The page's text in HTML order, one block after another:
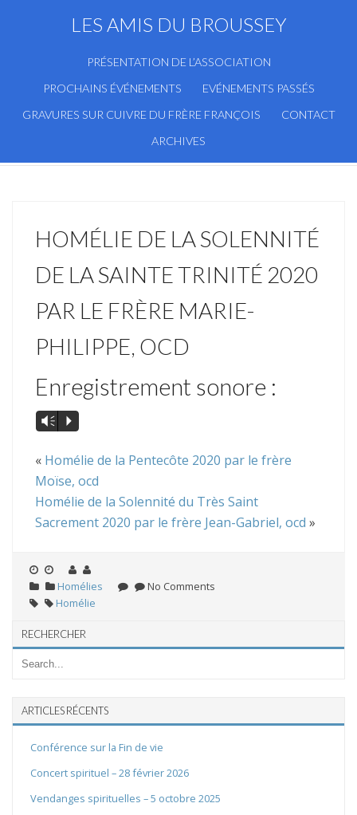
LES AMIS DU BROUSSEY
PRÉSENTATION DE L’ASSOCIATION
PROCHAINS ÉVÉNEMENTS
EVÉNEMENTS PASSÉS
GRAVURES SUR CUIVRE DU FRÈRE FRANÇOIS
CONTACT
ARCHIVES
HOMÉLIE DE LA SOLENNITÉ
DE LA SAINTE TRINITÉ 2020
PAR LE FRÈRE MARIE-
PHILIPPE, OCD
Enregistrement sonore :
Vm P
« Homélie de la Pentecôte 2020 par le frère
Moïse, ocd
Homélie de la Solennité du Très Saint
Sacrement 2020 par le frère Jean-Gabriel, ocd »
Homélies
No Comments
Homélie
RECHERCHER
ARTICLES RÉCENTS
Conférence sur la Fin de vie
Concert spirituel – 28 février 2026
Vendanges spirituelles – 5 octobre 2025